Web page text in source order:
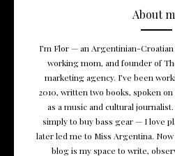
About
I’m Flor — an Argentinian-
working mom, and founder of
marketing agency. I’ve been
2010, written two books, spoken
as a music and cultural
simply to buy bass gear — I love
later led me to Miss Argentina.
blog is my space to write,